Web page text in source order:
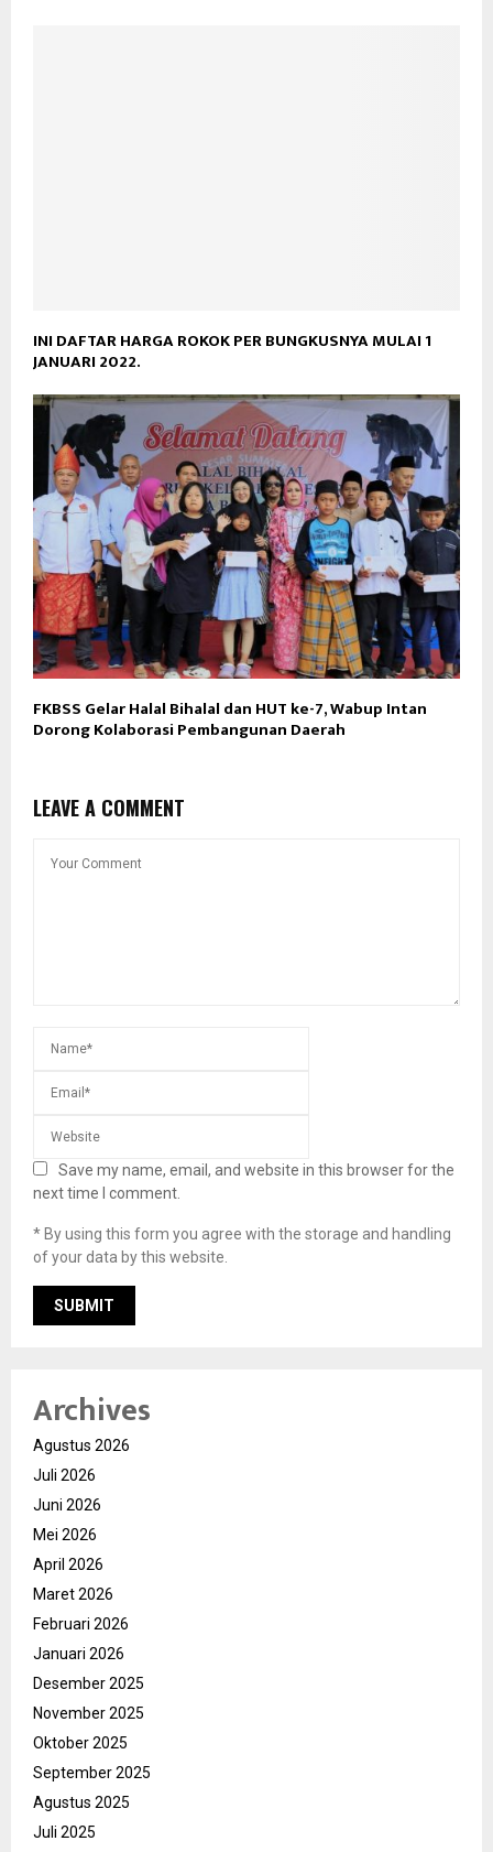
INI DAFTAR HARGA ROKOK PER BUNGKUSNYA MULAI 1
JANUARI 2022.
FKBSS Gelar Halal Bihalal dan HUT ke-7, Wabup Intan
Dorong Kolaborasi Pembangunan Daerah
LEAVE A COMMENT
Save my name, email, and website in this browser for the
next time I comment.
* By using this form you agree with the storage and handling
of your data by this website.
Archives
Agustus 2026
Juli 2026
Juni 2026
Mei 2026
April 2026
Maret 2026
Februari 2026
Januari 2026
Desember 2025
November 2025
Oktober 2025
September 2025
Agustus 2025
Juli 2025